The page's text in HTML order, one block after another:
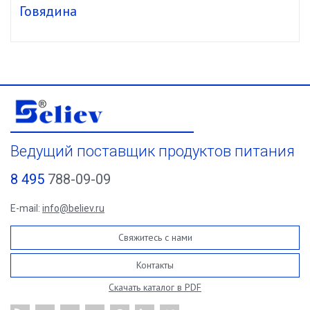
Говядина
Ведущий поставщик продуктов питания
8 495 788-09-09
E-mail: info@believ.ru
Свяжитесь с нами
Контакты
Скачать каталог в PDF